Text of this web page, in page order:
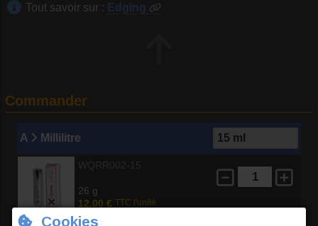
Tout savoir sur : Edging
Commander
A Millilitre
26 g
12.00 € TTC l'unité